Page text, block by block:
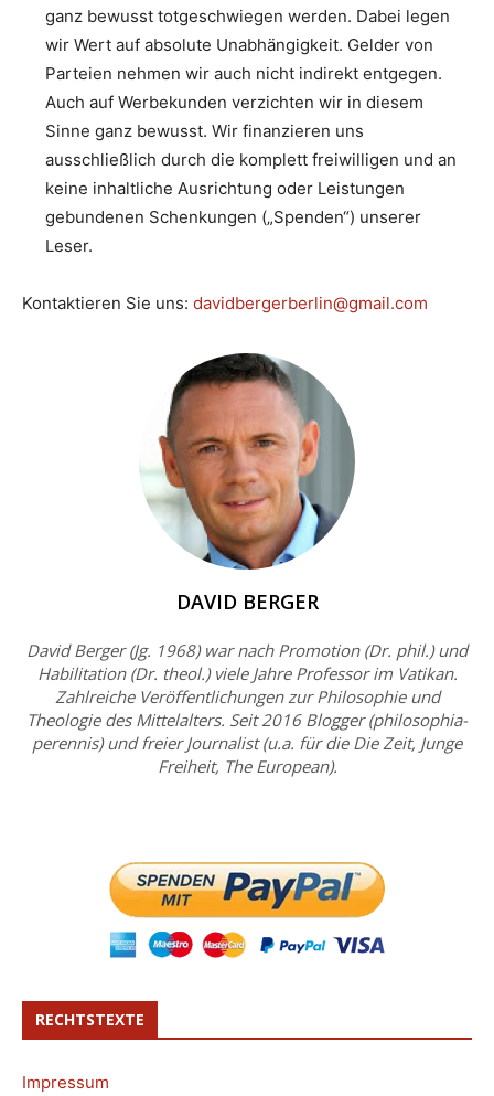
ganz bewusst totgeschwiegen werden. Dabei legen
wir Wert auf absolute Unabhängigkeit. Gelder von
Parteien nehmen wir auch nicht indirekt entgegen.
Auch auf Werbekunden verzichten wir in diesem
Sinne ganz bewusst. Wir finanzieren uns
ausschließlich durch die komplett freiwilligen und an
keine inhaltliche Ausrichtung oder Leistungen
gebundenen Schenkungen („Spenden“) unserer
Leser.
Kontaktieren Sie uns: davidbergerberlin@gmail.com
DAVID BERGER
David Berger (Jg. 1968) war nach Promotion (Dr. phil.) und
Habilitation (Dr. theol.) viele Jahre Professor im Vatikan.
Zahlreiche Veröffentlichungen zur Philosophie und
Theologie des Mittelalters. Seit 2016 Blogger (philosophia-
perennis) und freier Journalist (u.a. für die Die Zeit, Junge
Freiheit, The European).
RECHTSTEXTE
Impressum